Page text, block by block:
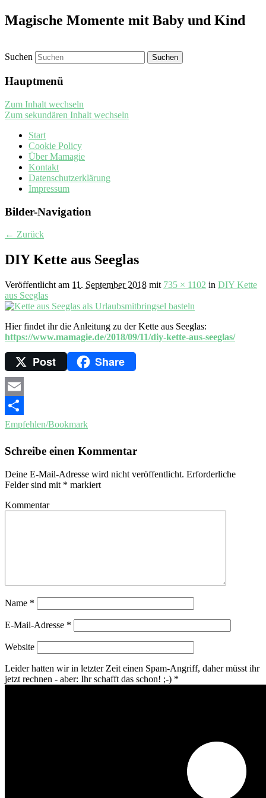
Magische Momente mit Baby und Kind
Suchen
Hauptmenü
Zum Inhalt wechseln
Zum sekundären Inhalt wechseln
Start
Cookie Policy
Über Mamagie
Kontakt
Datenschutzerklärung
Impressum
Bilder-Navigation
← Zurück
DIY Kette aus Seeglas
Veröffentlicht am 11. September 2018 mit 735 × 1102 in DIY Kette
aus Seeglas
Hier findet ihr die Anleitung zu der Kette aus Seeglas:
https://www.mamagie.de/2018/09/11/diy-kette-aus-seeglas/
Post Share
Email
Empfehlen/Bookmark
Schreibe einen Kommentar
Deine E-Mail-Adresse wird nicht veröffentlicht. Erforderliche
Felder sind mit * markiert
Kommentar
Name *
E-Mail-Adresse *
Website
Leider hatten wir in letzter Zeit einen Spam-Angriff, daher müsst ihr
jetzt rechnen - aber: Ihr schafft das schon! ;-) *